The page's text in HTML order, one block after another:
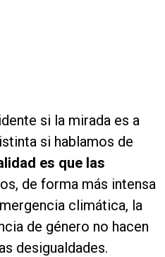
si la mirada es a
si hablamos de
es que las
de forma más intensa
climática, la
de género no hacen
desigualdades.